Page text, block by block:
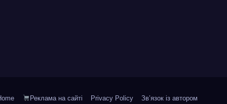
Реклама на сайті Privacy Policy Зв’язок із автором